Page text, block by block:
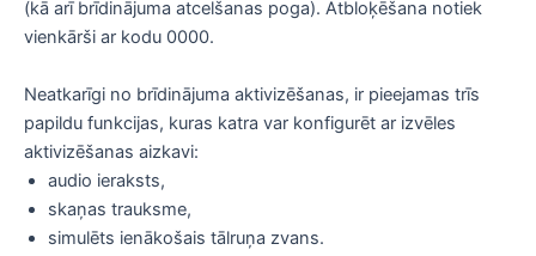
(kā arī brīdinājuma atcelšanas poga). Atbloķēšana notiek
vienkārši ar kodu 0000.
Neatkarīgi no brīdinājuma aktivizēšanas, ir pieejamas trīs
papildu funkcijas, kuras katra var konfigurēt ar izvēles
aktivizēšanas aizkavi:
audio ieraksts,
skaņas trauksme,
simulēts ienākošais tālruņa zvans.